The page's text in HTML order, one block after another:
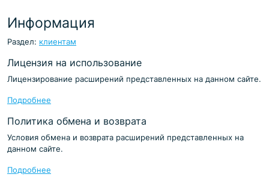
Информация
Раздел: клиентам
Лицензия на использование
Лицензирование расширений представленных на данном сайте.
Подробнее
Политика обмена и возврата
Условия обмена и возврата расширений представленных на
данном сайте.
Подробнее